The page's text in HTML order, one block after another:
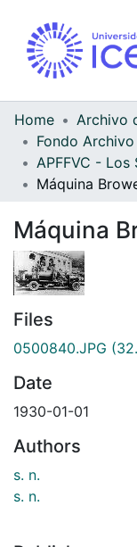
Home
Máquina
Files
0500840.JPG
Date
1930-01-01
Authors
s. n.
s. n.